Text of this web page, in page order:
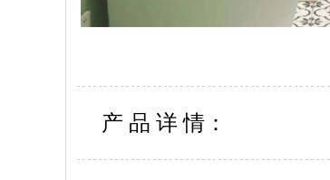
产 品 详 情：